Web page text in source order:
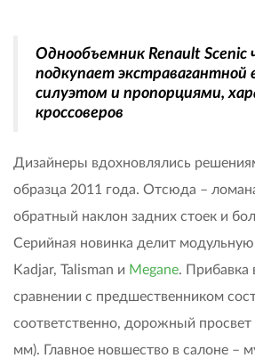
Однообъемник Renault Scenic
подкупает
силуэтом и пропорциями,
кроссоверов
Дизайнеры вдохновлялись
образца 2011 года. Отсюда –
обратный наклон задних стоек и
Серийная новинка делит
Kadjar, Talisman и Megane. Прибавка
сравнении с предшественником
соответственно, дорожный
мм). Главное новшество в салоне –